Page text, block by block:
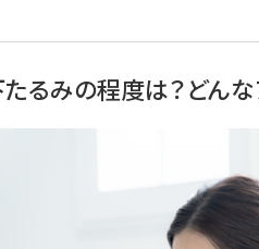
るみの程度は？どん